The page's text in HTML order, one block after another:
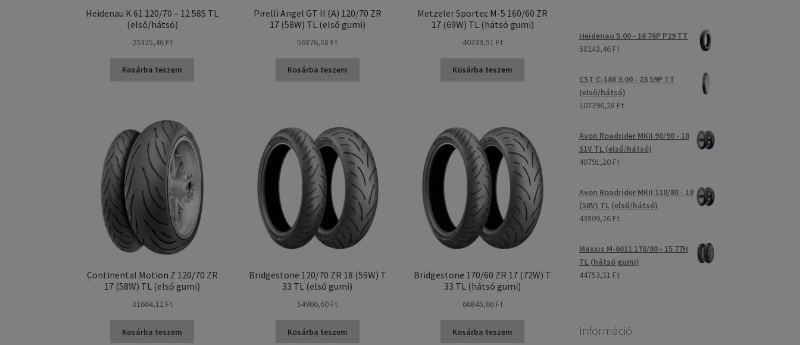
Heidenau K 61 120/70 – 12 58S TL
(első/hátsó)
25325,46 Ft
Kosárba teszem
Pirelli Angel GT II (A) 120/70 ZR
17 (58W) TL (első gumi)
56876,58 Ft
Kosárba teszem
Metzeler Sportec M-5 160/60 ZR
17 (69W) TL (hátsó gumi)
40233,51 Ft
Kosárba teszem
Continental Motion Z 120/70 ZR
17 (58W) TL (első gumi)
31664,12 Ft
Kosárba teszem
Bridgestone 120/70 ZR 18 (59W) T
33 TL (első gumi)
54966,60 Ft
Kosárba teszem
Bridgestone 170/60 ZR 17 (72W) T
33 TL (hátsó gumi)
66845,66 Ft
Kosárba teszem
Heidenau 5.00 - 16 76P P29 TT
58243,46 Ft
CST C-186 3.00 - 23 59P TT
(első/hátsó)
107396,28 Ft
Avon Roadrider MKII 90/90 - 18
51V TL (első/hátsó)
40791,20 Ft
Avon Roadrider MKII 110/80 - 18
(58V) TL (első/hátsó)
43809,26 Ft
Maxxis M-6011 170/80 - 15 77H
TL (hátsó gumi)
44753,31 Ft
Információ